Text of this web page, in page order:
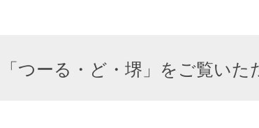
「つーる・ど・堺」をご覧い